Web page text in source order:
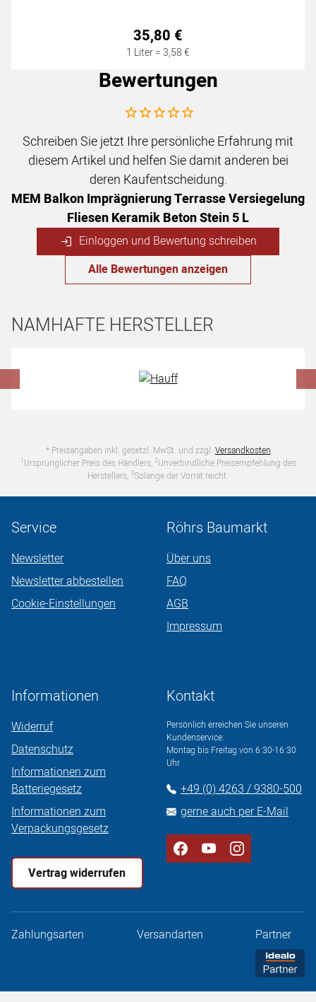
35,80 €
1 Liter =3,58€
Bewertungen
Noch keine Bewertungen abgegeben
Schreiben Sie jetzt Ihre persönliche Erfahrung mit
diesem Artikel und helfen Sie damit anderen bei
deren Kaufentscheidung.
MEM Balkon Imprägnierung Terrasse Versiegelung
Fliesen Keramik Beton Stein 5 L
Einloggen und Bewertung schreiben
Alle Bewertungen anzeigen
NAMHAFTE HERSTELLER
* Preisangaben inkl. gesetzl. MwSt. und zzgl. Versandkosten
1 Ursprünglicher Preis des Händlers, 2Unverbindliche Preisempfehlung des
Herstellers, 3Solange der Vorrat reicht.
Service
Newsletter
Newsletter abbestellen
Cookie-Einstellungen
Röhrs Baumarkt
Über uns
FAQ
AGB
Impressum
Informationen
Widerruf
Datenschutz
Informationen zum
Batteriegesetz
Informationen zum
Verpackungsgesetz
Vertrag widerrufen
Kontakt
Persönlich erreichen Sie unseren
Kundenservice:
Montag bis Freitag von 6:30-16:30
Uhr
+49 (0) 4263 / 9380-500
gerne auch per E-Mail
Zahlungsarten Versandarten Partner